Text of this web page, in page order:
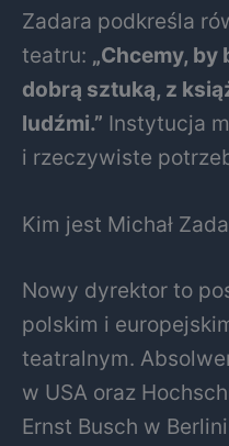
Zadara podkreśla
teatru: „Chcemy, by
dobrą sztuką, z
ludźmi.” Instytucja
i rzeczywiste
Kim jest Michał
Nowy dyrektor to
polskim i
teatralnym.
w USA oraz
Ernst Busch w